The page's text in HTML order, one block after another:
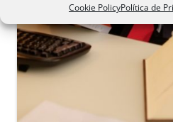
Cookie PolicyPolítica de